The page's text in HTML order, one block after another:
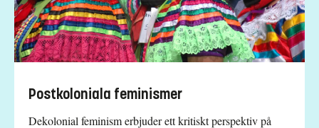
Postkoloniala feminismer
Dekolonial feminism erbjuder ett kritiskt perspektiv på